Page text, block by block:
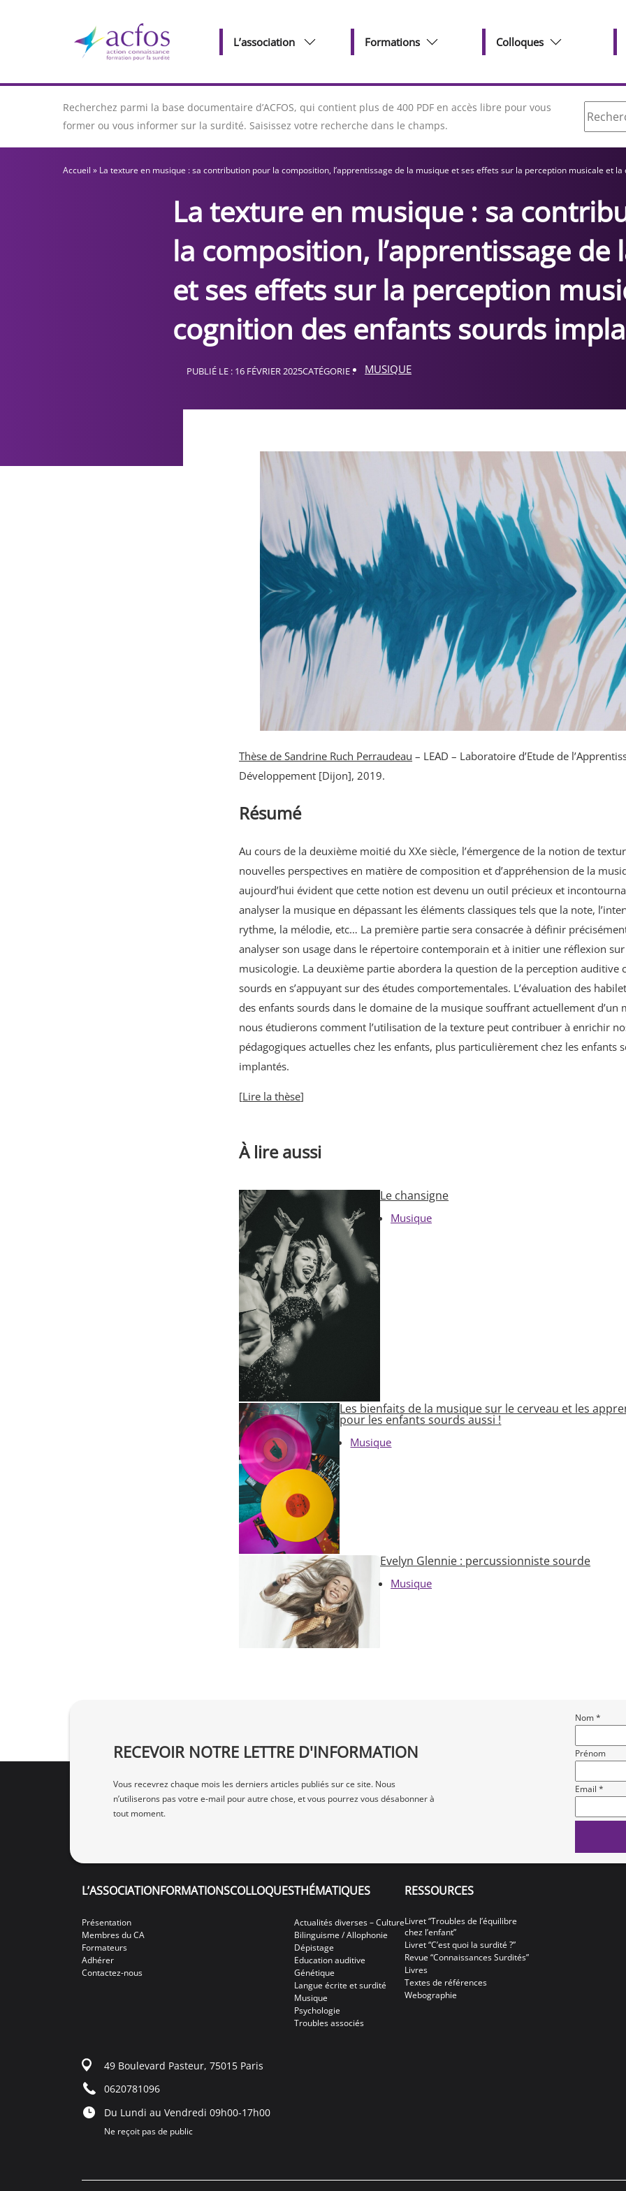
L’association Formations Colloques
Recherchez parmi la base documentaire d’ACFOS, qui contient plus de 400 PDF en accès libre pour vous
former ou vous informer sur la surdité. Saisissez votre recherche dans le champs.
Accueil » La texture en musique : sa contribution pour la composition, l’apprentissage de la musique et ses effets sur la perception musicale et
La texture en musique : sa
la composition, l’apprentissage de
et ses effets sur la perception
cognition des enfants sourds
PUBLIÉ LE : 16 FÉVRIER 2025CATÉGORIE : MUSIQUE
Thèse de Sandrine Ruch Perraudeau – LEAD – Laboratoire d’Etude de
Développement [Dijon], 2019.
Résumé
Au cours de la deuxième moitié du XXe siècle, l’émergence de la notion de
nouvelles perspectives en matière de composition et d’appréhension de la
aujourd’hui évident que cette notion est devenu un outil précieux et
analyser la musique en dépassant les éléments classiques tels que la note,
rythme, la mélodie, etc… La première partie sera consacrée à définir
analyser son usage dans le répertoire contemporain et à initier une réflexion
musicologie. La deuxième partie abordera la question de la perception auditive
sourds en s’appuyant sur des études comportementales. L’évaluation des
des enfants sourds dans le domaine de la musique souffrant actuellement d’un
nous étudierons comment l’utilisation de la texture peut contribuer à enrichir
pédagogiques actuelles chez les enfants, plus particulièrement chez les enfants
implantés.
[Lire la thèse]
À lire aussi
Le chansigne
Musique
Les bienfaits de la musique sur le cerveau et les
pour les enfants sourds aussi !
Musique
Evelyn Glennie : percussionniste sourde
Musique
RECEVOIR NOTRE LETTRE D'INFORMATION
Vous recevrez chaque mois les derniers articles publiés sur ce site. Nous
n’utiliserons pas votre e‑mail pour autre chose, et vous pourrez vous désabonner à
tout moment.
Nom *
Prénom
Email *
L’ASSOCIATION
Présentation
Membres du CA
Formateurs
Adhérer
Contactez-nous
FORMATIONSCOLLOQUESTHÉMATIQUES
Actualités diverses – Culture
Bilinguisme / Allophonie
Dépistage
Education auditive
Génétique
Langue écrite et surdité
Musique
Psychologie
Troubles associés
RESSOURCES
Livret “Troubles de l’équilibre
chez l’enfant”
Livret “C’est quoi la surdité ?”
Revue “Connaissances Surdités”
Livres
Textes de références
Webographie
49 Boulevard Pasteur, 75015 Paris
0620781096
Du Lundi au Vendredi 09h00-17h00
Ne reçoit pas de public